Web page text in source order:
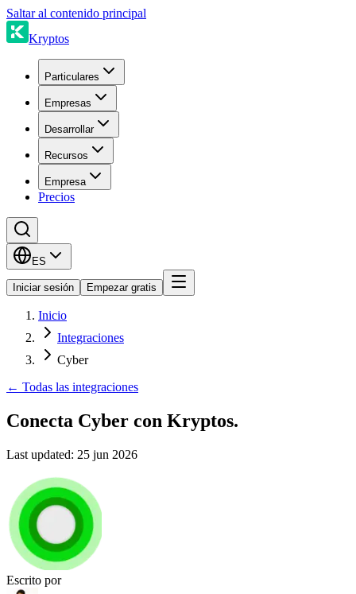
Saltar al contenido principal
Kryptos
Particulares
Empresas
Desarrollar
Recursos
Empresa
Precios
ES
Iniciar sesión Empezar gratis
Inicio
Integraciones
Cyber
← Todas las integraciones
Conecta Cyber con Kryptos.
Last updated: 25 jun 2026
Escrito por